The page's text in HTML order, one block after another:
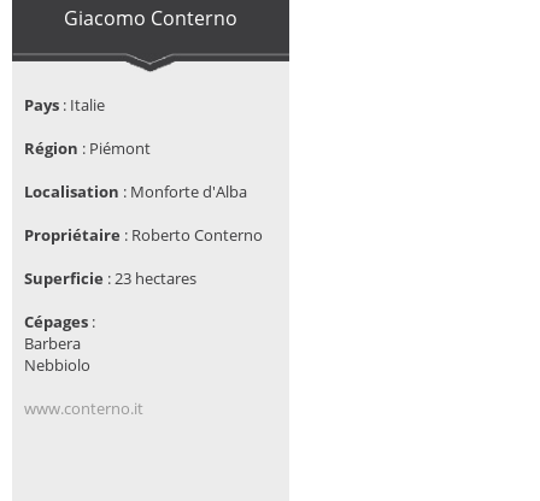
Giacomo Conterno
Pays : Italie
Région : Piémont
Localisation : Monforte d'Alba
Propriétaire : Roberto Conterno
Superficie :23 hectares
Cépages :
Barbera
Nebbiolo
www.conterno.it